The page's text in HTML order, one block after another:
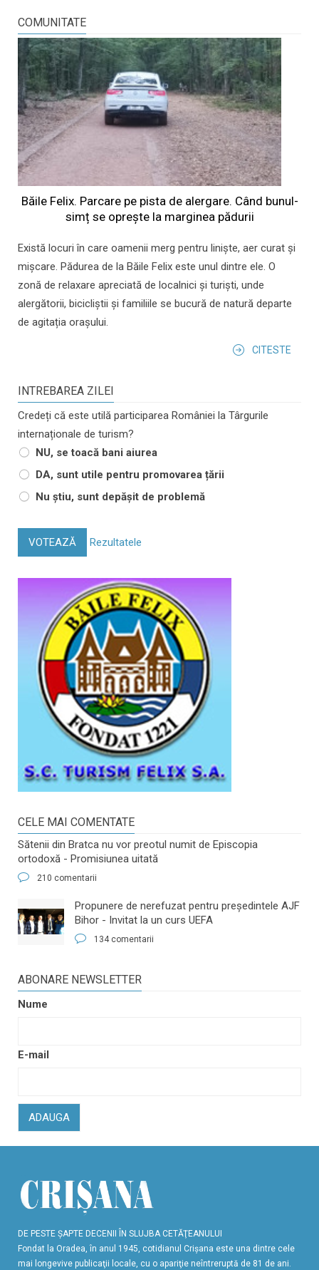
COMUNITATE
Băile Felix. Parcare pe pista de alergare. Când bunul-
simț se oprește la marginea pădurii
Există locuri în care oamenii merg pentru liniște, aer curat și
mișcare. Pădurea de la Băile Felix este unul dintre ele. O
zonă de relaxare apreciată de localnici și turiști, unde
alergătorii, bicicliștii și familiile se bucură de natură departe
de agitația orașului.
CITESTE
INTREBAREA ZILEI
Credeți că este utilă participarea României la Târgurile
internaționale de turism?
NU, se toacă bani aiurea
DA, sunt utile pentru promovarea țării
Nu știu, sunt depășit de problemă
VOTEAZĂ Rezultatele
CELE MAI COMENTATE
Sătenii din Bratca nu vor preotul numit de Episcopia
ortodoxă - Promisiunea uitată
210 comentarii
​Propunere de nerefuzat pentru preşedintele AJF
Bihor - Invitat la un curs UEFA
134 comentarii
ABONARE NEWSLETTER
Nume
E-mail
ADAUGA
DE PESTE ŞAPTE DECENII ÎN SLUJBA CETĂŢEANULUI
Fondat la Oradea, în anul 1945, cotidianul Crişana este una dintre cele
mai longevive publicaţii locale, cu o apariţie neîntreruptă de 81 de ani.